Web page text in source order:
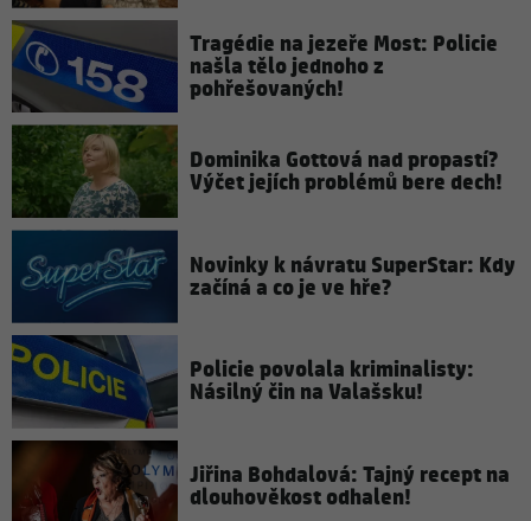
Tragédie na jezeře Most: Policie
našla tělo jednoho z
pohřešovaných!
Dominika Gottová nad propastí?
Výčet jejích problémů bere dech!
Novinky k návratu SuperStar: Kdy
začíná a co je ve hře?
Policie povolala kriminalisty:
Násilný čin na Valašsku!
Jiřina Bohdalová: Tajný recept na
dlouhověkost odhalen!